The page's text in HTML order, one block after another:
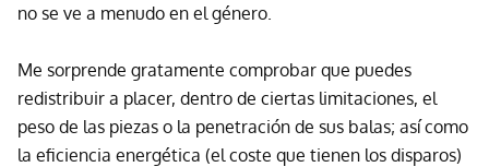
no se ve a menudo en el género.
Me sorprende gratamente comprobar que puedes
redistribuir a placer, dentro de ciertas limitaciones, el
peso de las piezas o la penetración de sus balas; así como
la eficiencia energética (el coste que tienen los disparos)